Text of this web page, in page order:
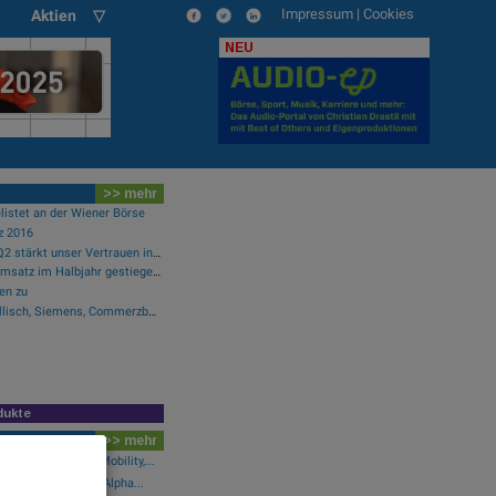
Aktien ▽ Impressum | Cookies
NEU
>> mehr
an der Wiener Börse
2016
Analysten zu Kontron: "Q2 stärkt unser Vertrauen in die verbesserte operative Qualität"
Österreichische Post: Umsatz im Halbjahr gestiegen, Ergebnis rückläufig
zu
Wie Manz, Wirecard, Drillisch, Siemens, Commerzbank und FACC für Gesprächsstoff sorgten
>> mehr
schwächer: Bajaj Mobility,...
07.08.26: Alpha...